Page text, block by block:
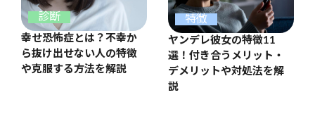
診断
幸せ恐怖症とは？不幸か
ら抜け出せない人の特徴
や克服する方法を解説
特徴
ヤンデレ彼女の特徴11
選！付き合うメリット・
デメリットや対処法を解
説